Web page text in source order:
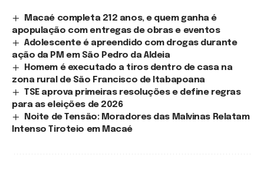
Macaé completa 212 anos, e quem ganha é
apopulação com entregas de obras e eventos
Adolescente é apreendido com drogas durante
ação da PM em São Pedro da Aldeia
Homem é executado a tiros dentro de casa na
zona rural de São Francisco de Itabapoana
TSE aprova primeiras resoluções e define regras
para as eleições de 2026
Noite de Tensão: Moradores das Malvinas Relatam
Intenso Tiroteio em Macaé